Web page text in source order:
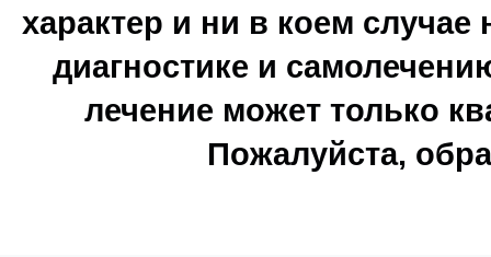
характер и ни в коем
диагностике и
лечение может только
Пожалуйста,